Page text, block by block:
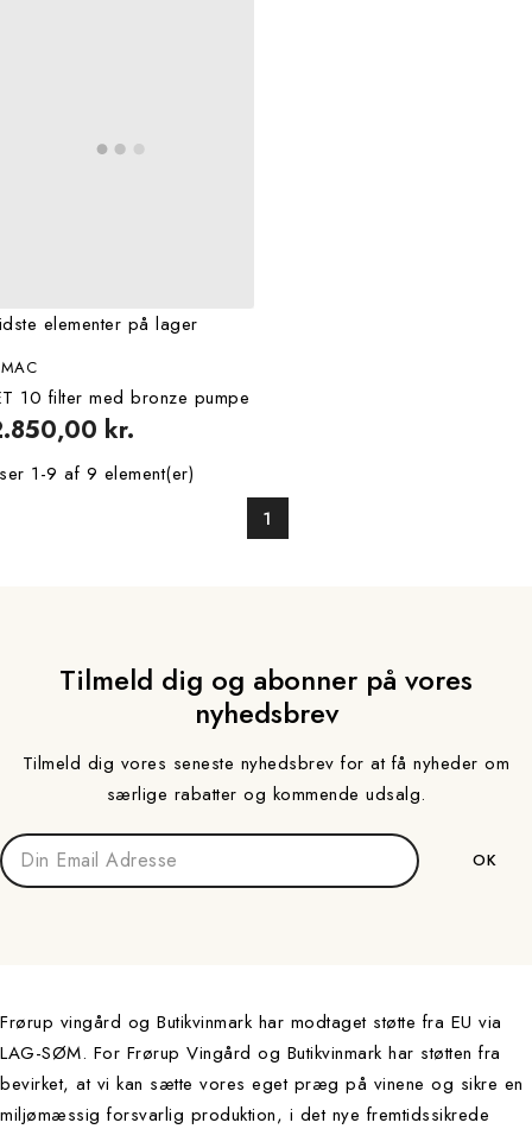
elementer på lager
10 filter med bronze pumpe
kr.
1-9 af 9 element(er)
1
Tilmeld dig og abonner på vores
nyhedsbrev
Tilmeld dig vores seneste nyhedsbrev for at få nyheder om
særlige rabatter og kommende udsalg.
Frørup vingård og Butikvinmark har modtaget støtte fra EU via
LAG-SØM. For Frørup Vingård og Butikvinmark har støtten fra
bevirket, at vi kan sætte vores eget præg på vinene og sikre en
miljømæssig forsvarlig produktion, i det nye fremtidssikrede